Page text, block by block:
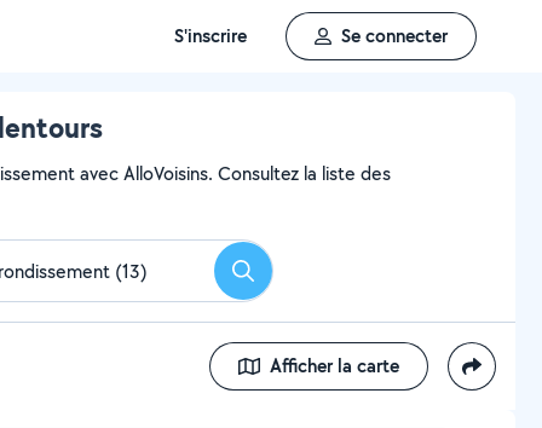
S'inscrire Se connecter
avec AlloVoisins. Consultez la liste des
Rechercher
Afficher la carte